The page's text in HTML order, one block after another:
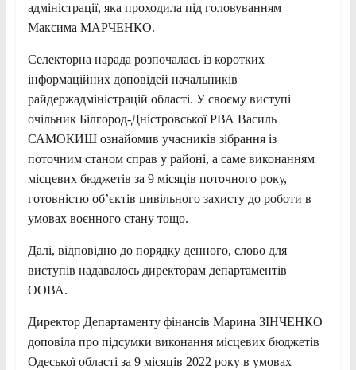
адміністрації, яка проходила під головуванням
Максима МАРЧЕНКО.
Селекторна нарада розпочалась із коротких
інформаційних доповідей начальників
райдержадміністрацій області. У своєму виступі
очільник Білгород-Дністровської РВА Василь
САМОКИШ ознайомив учасників зібрання із
поточним станом справ у районі, а саме виконанням
місцевих бюджетів за 9 місяців поточного року,
готовністю об’єктів цивільного захисту до роботи в
умовах воєнного стану тощо.
Далі, відповідно до порядку денного, слово для
виступів надавалось директорам департаментів
ООВА.
Директор Департаменту фінансів Марина ЗІНЧЕНКО
доповіла про підсумки виконання місцевих бюджетів
Одеської області за 9 місяців 2022 року в умовах